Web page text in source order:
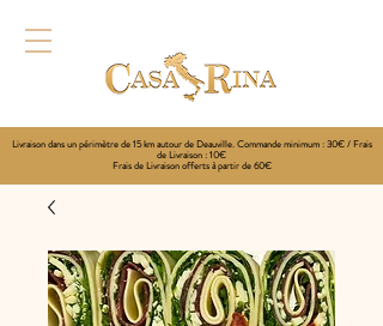
Livraison dans un périmètre de 15 km autour de Deauville. Commande minimum : 30€ / Frais
de Livraison : 10€
Frais de Livraison offerts à partir de 60€